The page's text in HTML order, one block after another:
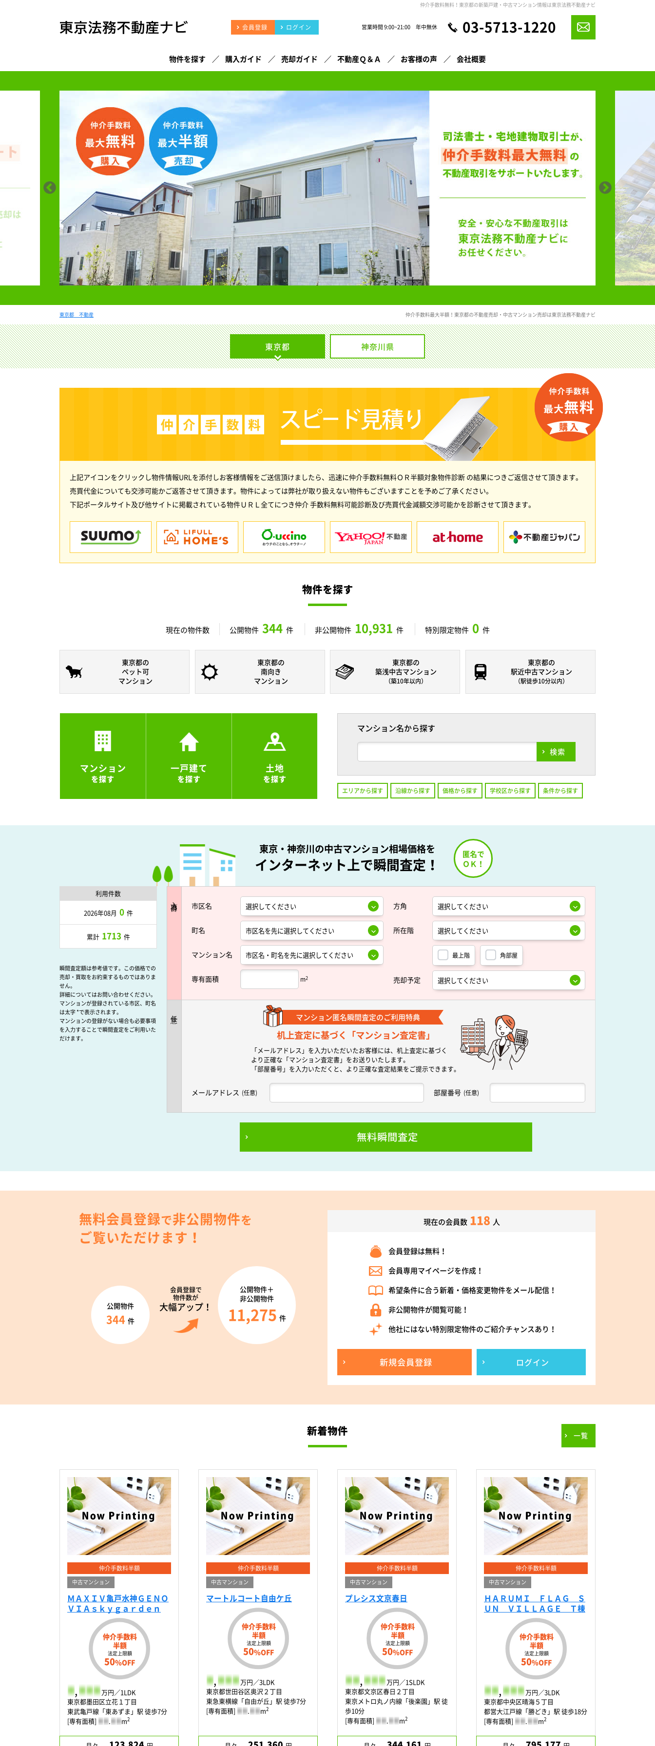
仲介手数料無料！東京都の新築戸建・中古マンション情報は東京法務不動産ナビ
会員登録 ログイン 営業時間 9:00~21:00 年中無休 03-5713-1220
物件を探す 購入ガイド 売却ガイド 不動産Ｑ＆Ａ お客様の声 会社概要
東京都 不動産 仲介手数料最大半額！東京都の不動産売却・中古マンション売却は東京法務不動産ナビ
東京都 神奈川県
上記アイコンをクリックし物件情報URLを添付しお客様情報をご送信頂けましたら、迅速に仲介手数料無料ＯＲ半額対象物件診断 の結果につきご返信させて頂きます。
売買代金についても交渉可能かご返答させて頂きます。物件によっては弊社が取り扱えない物件もございますことを予めご了承ください。
下記ポータルサイト及び他サイトに掲載されている物件ＵＲＬ全てにつき仲介 手数料無料可能診断及び売買代金減額交渉可能かを診断させて頂きます。
物件を探す
現在の物件数 公開物件 344 件 非公開物件 10,931 件 特別限定物件 0 件
東京都の
ペット可
マンション
東京都の
南向き
マンション
東京都の
築浅中古マンション
（築10年以内）
東京都の
駅近中古マンション
（駅徒歩10分以内）
マンション
を探す
一戸建て
を探す
土地
を探す
マンション名から探す
検索
エリアから探す 沿線から探す 価格から探す 学校区から探す 条件から探す
東京・神奈川の中古マンション相場価格を
インターネット上で瞬間査定！
利用件数
2026年08月 0 件
累計 1713 件
市区名
町名
マンション名
専有面積 m2
方角
所在階
最上階 角部屋
売却予定
マンション匿名瞬間査定のご利用特典
机上査定に基づく 「マンション査定書」
「メールアドレス」を入力いただいたお客様には、机上査定に基づく
より正確な 「マンション査定書」 をお送りいたします。
「部屋番号」を入力いただくと、より正確な査定結果をご提示できます。
メールアドレス (任意) 部屋番号 (任意)
無料瞬間査定
瞬間査定額は参考値です。この価格での
売却・買取をお約束するものではありま
せん。
詳細についてはお問い合わせください。
マンションが登録されている市区、町名
は太字 *で表示されます。
マンションの登録がない場合も必要事項
を入力することで瞬間査定をご利用いた
だけます。
無料会員登録で非公開物件を
ご覧いただけます！
会員登録で
物件数が
大幅アップ！
公開物件
344 件
公開物件＋
非公開物件
11,275 件
現在の会員数 118 人
会員登録は無料！
会員専用マイページを作成！
希望条件に合う新着・価格変更物件をメール配信！
非公開物件が閲覧可能！
他社にはない特別限定物件のご紹介チャンスあり！
新規会員登録 ログイン
新着物件 一覧
仲介手数料半額
中古マンション
ＭＡＸＩＶ亀戸水神ＧＥＮＯ
ＶＩＡｓｋｙｇａｒｄｅｎ
仲介手数料
半額
法定上限額
50%OFF
- ,- - - 万円／1LDK
東京都墨田区立花１丁目
東武亀戸線「東あずま」駅 徒歩7分
[専有面積] - - .- - m2
仲介手数料半額
中古マンション
マートルコート自由ケ丘
仲介手数料
半額
法定上限額
50%OFF
- ,- - - 万円／3LDK
東京都世田谷区奥沢２丁目
東急東横線「自由が丘」駅 徒歩7分
[専有面積] - - .- - m2
仲介手数料半額
中古マンション
プレシス文京春日
仲介手数料
半額
法定上限額
50%OFF
- - ,- - - 万円／1SLDK
東京都文京区春日２丁目
東京メトロ丸ノ内線「後楽園」駅 徒
歩10分
[専有面積] - - .- - m2
仲介手数料半額
中古マンション
ＨＡＲＵＭＩ ＦＬＡＧ Ｓ
ＵＮ ＶＩＬＬＡＧＥ Ｔ棟
仲介手数料
半額
法定上限額
50%OFF
- - ,- - - 万円／3LDK
東京都中央区晴海５丁目
都営大江戸線「勝どき」駅 徒歩18分
[専有面積] - - .- - m2